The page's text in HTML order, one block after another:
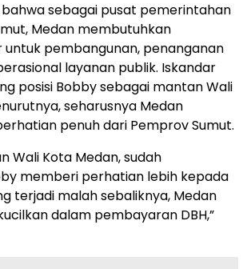
sebagai pusat pemerintahan
Medan membutuhkan
pembangunan, penanganan
layanan publik. Iskandar
posisi Bobby sebagai mantan Wali
seharusnya Medan
penuh dari Pemprov Sumut.
Wali Kota Medan, sudah
memberi perhatian lebih kepada
terjadi malah sebaliknya, Medan
dalam pembayaran DBH,”